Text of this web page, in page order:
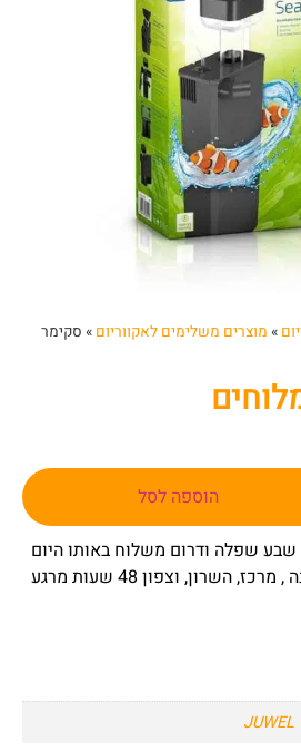
» מוצרים משלימים לאקווריום » סקימר
הוספה לסל
שפלה ודרום משלוח באותו היום
או 24 שעות מרגע ההזמנה , מרכז, השרון, וצפון 48 שעות מרגע
JUWEL